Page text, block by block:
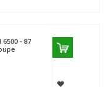
6500 - 87